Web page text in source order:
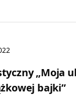
„Moja
bajki”